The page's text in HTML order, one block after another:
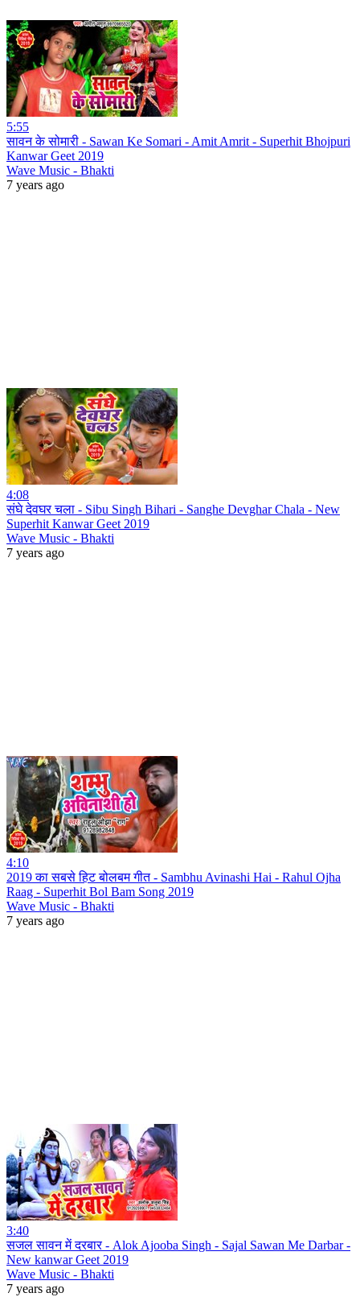
5:55
सावन के सोमारी - Sawan Ke Somari - Amit Amrit - Superhit Bhojpuri
Kanwar Geet 2019
Wave Music - Bhakti
7 years ago
4:08
संघे देवघर चला - Sibu Singh Bihari - Sanghe Devghar Chala - New
Superhit Kanwar Geet 2019
Wave Music - Bhakti
7 years ago
4:10
2019 का सबसे हिट बोलबम गीत - Sambhu Avinashi Hai - Rahul Ojha
Raag - Superhit Bol Bam Song 2019
Wave Music - Bhakti
7 years ago
3:40
सजल सावन में दरबार - Alok Ajooba Singh - Sajal Sawan Me Darbar -
New kanwar Geet 2019
Wave Music - Bhakti
7 years ago